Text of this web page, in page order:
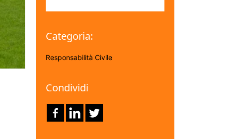
Categoria:
Responsabilità Civile
Condividi